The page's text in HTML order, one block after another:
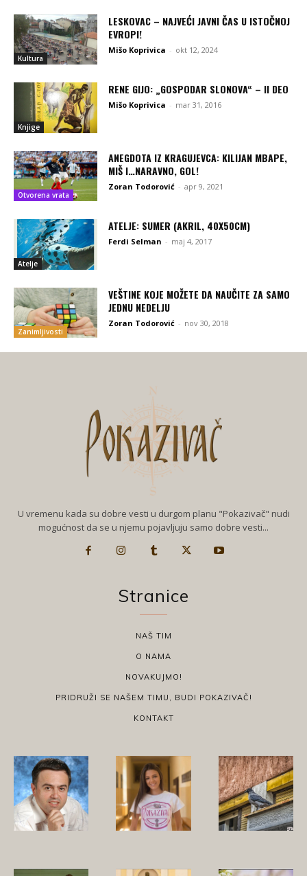
Kultura
LESKOVAC – NAJVEĆI JAVNI ČAS U ISTOČNOJ
EVROPI!
Mišo Koprivica - okt 12, 2024
Knjige
RENE GIJO: „GOSPODAR SLONOVA“ – II DEO
Mišo Koprivica - mar 31, 2016
Otvorena vrata
ANEGDOTA IZ KRAGUJEVCA: KILIJAN MBAPE,
MIŠ I…NARAVNO, GOL!
Zoran Todorović - apr 9, 2021
Atelje
ATELJE: SUMER (AKRIL, 40X50CM)
Ferdi Selman - maj 4, 2017
Zanimljivosti
VEŠTINE KOJE MOŽETE DA NAUČITE ZA SAMO
JEDNU NEDELJU
Zoran Todorović - nov 30, 2018
U vremenu kada su dobre vesti u durgom planu "Pokazivač" nudi
mogućnost da se u njemu pojavljuju samo dobre vesti...
Stranice
NAŠ TIM
O NAMA
NOVAKUJMO!
PRIDRUŽI SE NAŠEM TIMU, BUDI POKAZIVAČ!
KONTAKT